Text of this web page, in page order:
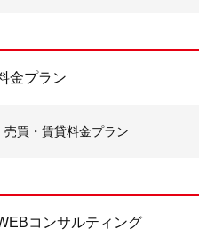
金プラン
売買・賃貸料金プラン
コンサルティング